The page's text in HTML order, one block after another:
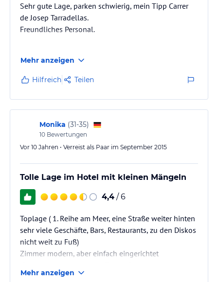
Sehr gute Lage, parken schwierig, mein Tipp Carrer
de Josep Tarradellas.
Freundliches Personal.
Sehr laut, Wände sind so dünn dass man die
Nachbarn bei allem hört. Frühstück sehr billig.
Bettwäsche hatte Flecken.
Mehr anzeigen
Hilfreich Teilen
Monika (31-35)
10 Bewertungen
Vor 10 Jahren • Verreist als Paar im September 2015
Tolle Lage im Hotel mit kleinen Mängeln
4,4 / 6
Toplage ( 1. Reihe am Meer, eine Straße weiter hinten
sehr viele Geschäfte, Bars, Restaurants, zu den Diskos
nicht weit zu Fuß)
Zimmer modern, aber einfach eingerichtet
Sendern, Bad klein und nicht ordentlich renoviert,
Mehr anzeigen